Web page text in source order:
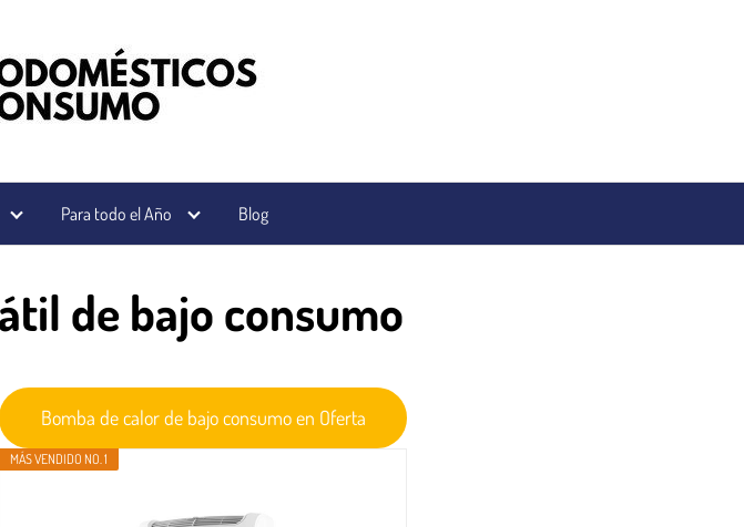
Para todo el Año Blog
de bajo consumo
Bomba de calor de bajo consumo en Oferta
MÁS VENDIDO NO. 1